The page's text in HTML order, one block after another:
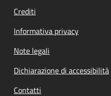
Crediti
Informativa privacy
Note legali
Dichiarazione di accessibilità
Contatti